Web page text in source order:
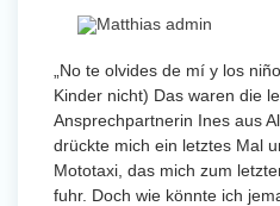
„No te olvides de mí y los
Kinder nicht) Das waren die
Ansprechpartnerin Ines aus
drückte mich ein letztes Mal
Mototaxi, das mich zum
fuhr. Doch wie könnte ich